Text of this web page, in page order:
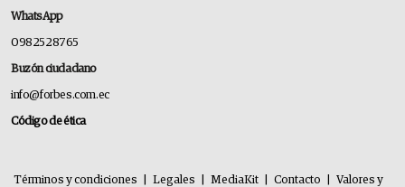
WhatsApp
0982528765
Buzón ciudadano
info@forbes.com.ec
Código de ética
Términos y condiciones Legales MediaKit Contacto
Valores y